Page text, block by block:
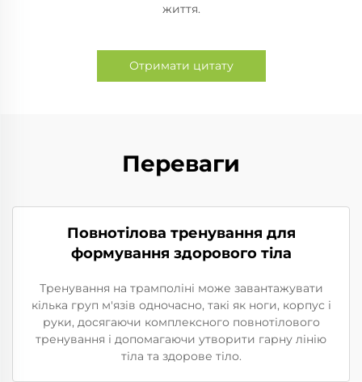
життя.
Отримати цитату
Переваги
Повнотілова тренування для
формування здорового тіла
Тренування на трамполіні може завантажувати
кілька груп м'язів одночасно, такі як ноги, корпус і
руки, досягаючи комплексного повнотілового
тренування і допомагаючи утворити гарну лінію
тіла та здорове тіло.